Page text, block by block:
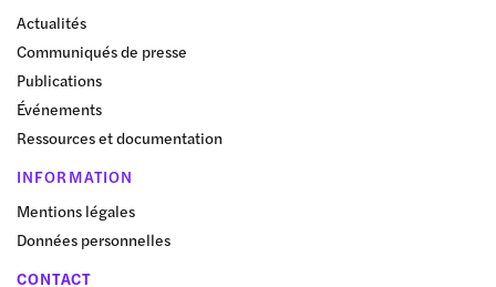
Actualités
Communiqués de presse
Publications
Événements
Ressources et documentation
INFORMATION
Mentions légales
Données personnelles
CONTACT